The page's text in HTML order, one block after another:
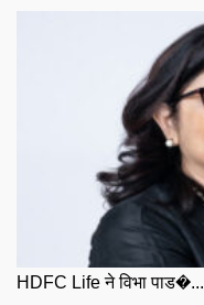
HDFC Life ने विभा पाड�...